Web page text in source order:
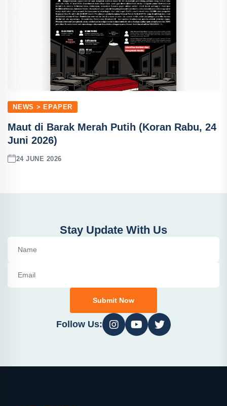
NEWS > EPAPER
Maut di Barak Merah Putih (Koran Rabu, 24
Juni 2026)
24 JUNE 2026
Stay Update With Us
Submit Now
Follow Us: